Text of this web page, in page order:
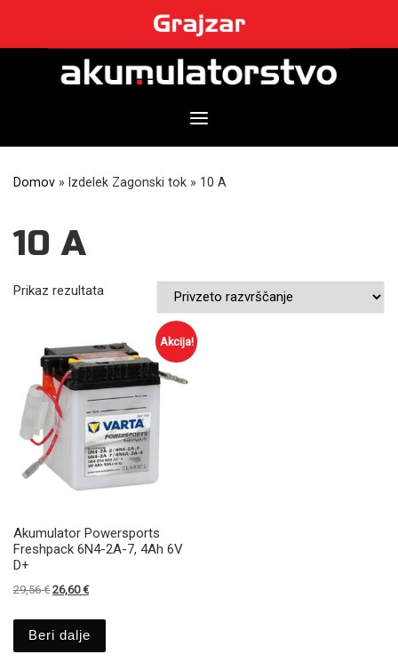
content
Domov » Izdelek Zagonski tok » 10 A
10 A
Prikaz rezultata
Akcija!
Akumulator Powersports
Freshpack 6N4-2A-7, 4Ah 6V
D+
29,56€ Izvirna cena je bila: 29,56 €.
26,60€Trenutna cena je: 26,60 €.
Beri dalje